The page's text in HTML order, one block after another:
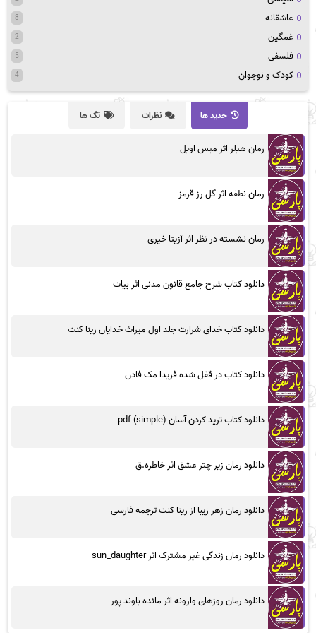
عاشقانه 8
غمگین 2
فلسفی 5
کودک و نوجوان 4
جدید ها نظرات تگ ها
رمان هیلر اثر میس اویل
رمان نطفه اثر گل رز قرمز
رمان نشسته در نظر اثر آزیتا خیری
دانلود کتاب شرح جامع قانون مدنی اثر بیات
دانلود کتاب خدای شرارت جلد اول میراث خدایان رینا کنت
دانلود کتاب در قفل شده فریدا مک فادن
دانلود کتاب ترید کردن آسان (simple) pdf
دانلود رمان زیر چتر عشق اثر خاطره.ق
دانلود رمان زهر زیبا از رینا کنت ترجمه فارسی
دانلود رمان زندگی غیر مشترک اثر sun_daughter
دانلود رمان روزهای وارونه اثر مائده باوند پور